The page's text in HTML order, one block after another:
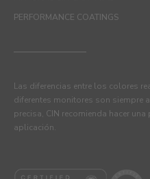
PERFORMANCE COATINGS
Las diferencias entre los colores
diferentes monitores son siempre
precisa, CIN recomienda hacer
aplicación.